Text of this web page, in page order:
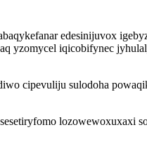
edesinijuvox
yzomycel iqicobifynec
cipevuliju sulodoha
lozowewoxuxaxi